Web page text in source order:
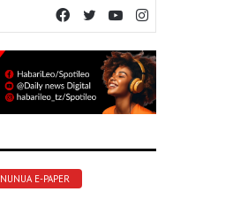
YouTube
Twitter
Facebook
NUNUA E-PAPER